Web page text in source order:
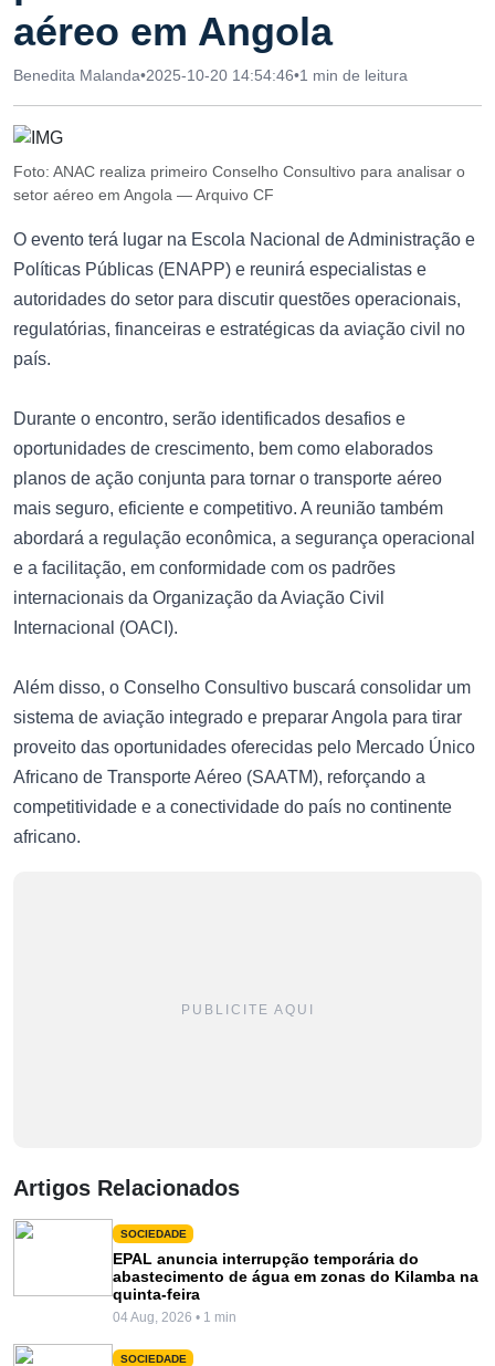
aéreo em Angola
Benedita Malanda•2025-10-20 14:54:46•1 min de leitura
Foto: ANAC realiza primeiro Conselho Consultivo para analisar o
setor aéreo em Angola — Arquivo CF
O evento terá lugar na Escola Nacional de Administração e
Políticas Públicas (ENAPP) e reunirá especialistas e
autoridades do setor para discutir questões operacionais,
regulatórias, financeiras e estratégicas da aviação civil no
país.
Durante o encontro, serão identificados desafios e
oportunidades de crescimento, bem como elaborados
planos de ação conjunta para tornar o transporte aéreo
mais seguro, eficiente e competitivo. A reunião também
abordará a regulação econômica, a segurança operacional
e a facilitação, em conformidade com os padrões
internacionais da Organização da Aviação Civil
Internacional (OACI).
Além disso, o Conselho Consultivo buscará consolidar um
sistema de aviação integrado e preparar Angola para tirar
proveito das oportunidades oferecidas pelo Mercado Único
Africano de Transporte Aéreo (SAATM), reforçando a
competitividade e a conectividade do país no continente
africano.
PUBLICITE AQUI
Artigos Relacionados
SOCIEDADE
EPAL anuncia interrupção temporária do
abastecimento de água em zonas do Kilamba na
quinta-feira
04 Aug, 2026 • 1 min
SOCIEDADE